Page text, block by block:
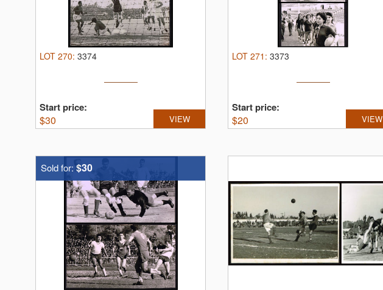
LOT 270: 3374
Start price:
$30 VIEW
LOT 271 : 3373
Start price:
$20 VIEW
Sold for: $30